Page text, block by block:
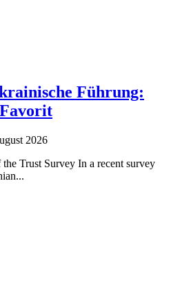
Führung:
2026
Trust Survey In a recent survey